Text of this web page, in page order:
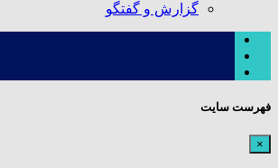
گزارش و گفتگو
فهرست سایت
×